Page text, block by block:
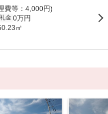
費等：4,000円)
礼金 0万円
㎡